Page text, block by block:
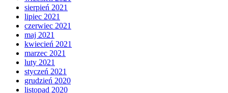
sierpień 2021
lipiec 2021
czerwiec 2021
maj 2021
kwiecień 2021
marzec 2021
luty 2021
styczeń 2021
grudzień 2020
listopad 2020